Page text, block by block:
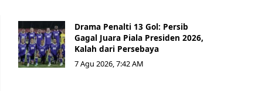
Drama Penalti 13 Gol: Persib
Gagal Juara Piala Presiden 2026,
Kalah dari Persebaya
7 Agu 2026, 7:42 AM